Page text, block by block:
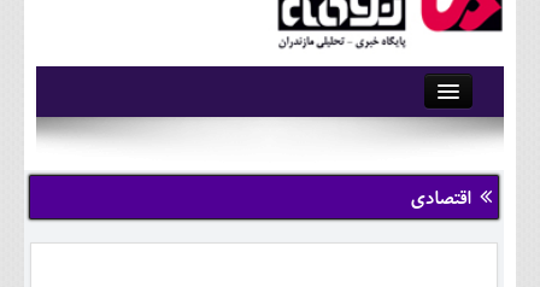
آرشیو
تماس با ما
وبلاگ
اقتصادی